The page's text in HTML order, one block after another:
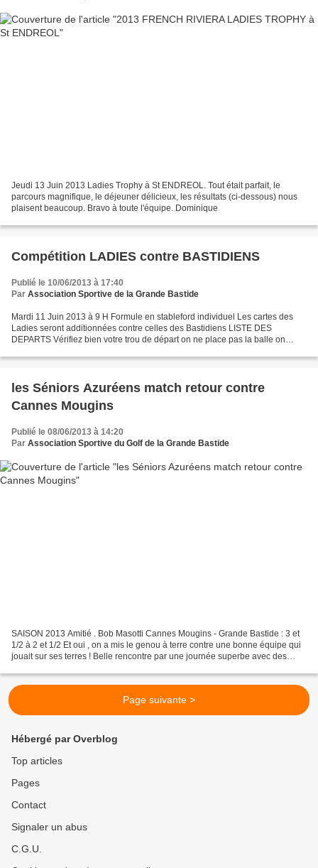
Jeudi 13 Juin 2013 Ladies Trophy à St ENDREOL. Tout était parfait, le
parcours magnifique, le déjeuner délicieux, les résultats (ci-dessous) nous
plaisent beaucoup. Bravo à toute l'équipe. Dominique
Compétition LADIES contre BASTIDIENS
Publié le 10/06/2013 à 17:40
Par Association Sportive de la Grande Bastide
Mardi 11 Juin 2013 à 9 H Formule en stableford individuel Les cartes des
Ladies seront additionnées contre celles des Bastidiens LISTE DES
DEPARTS Vérifiez bien votre trou de départ on ne place pas la balle on
les Séniors Azuréens match retour contre
Cannes Mougins
Publié le 08/06/2013 à 14:20
Par Association Sportive du Golf de la Grande Bastide
SAISON 2013 Amitié . Bob Masotti Cannes Mougins - Grande Bastide : 3 et
1/2 à 2 et 1/2 Et oui , on a mis le genou à terre contre une bonne équipe qui
jouait sur ses terres ! Belle rencontre par une journée superbe avec des
Page suivante >
Hébergé par Overblog
Top articles
Pages
Contact
Signaler un abus
C.G.U.